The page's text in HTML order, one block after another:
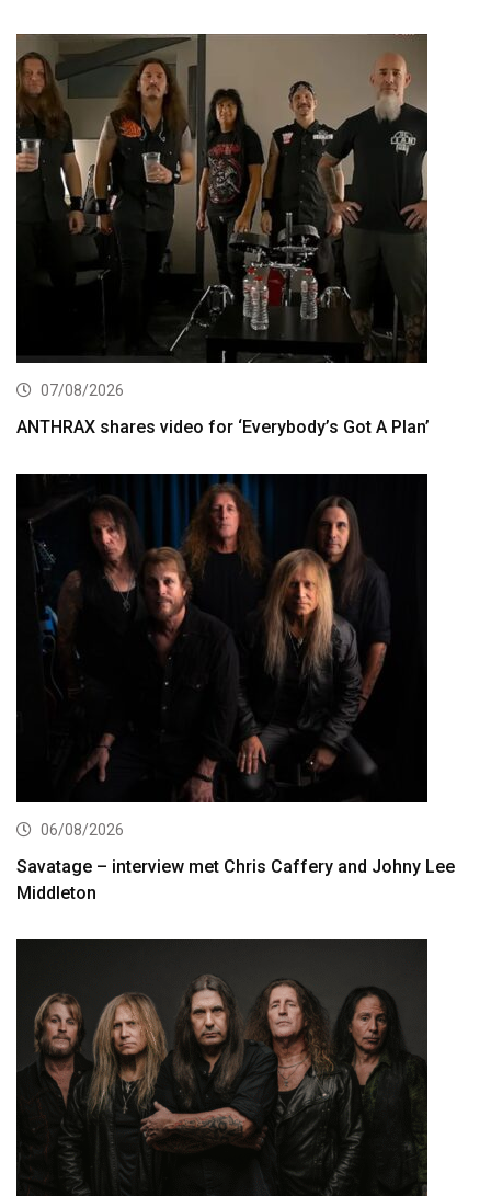
07/08/2026
ANTHRAX shares video for ‘Everybody’s Got A Plan’
06/08/2026
Savatage – interview met Chris Caffery and Johny Lee
Middleton